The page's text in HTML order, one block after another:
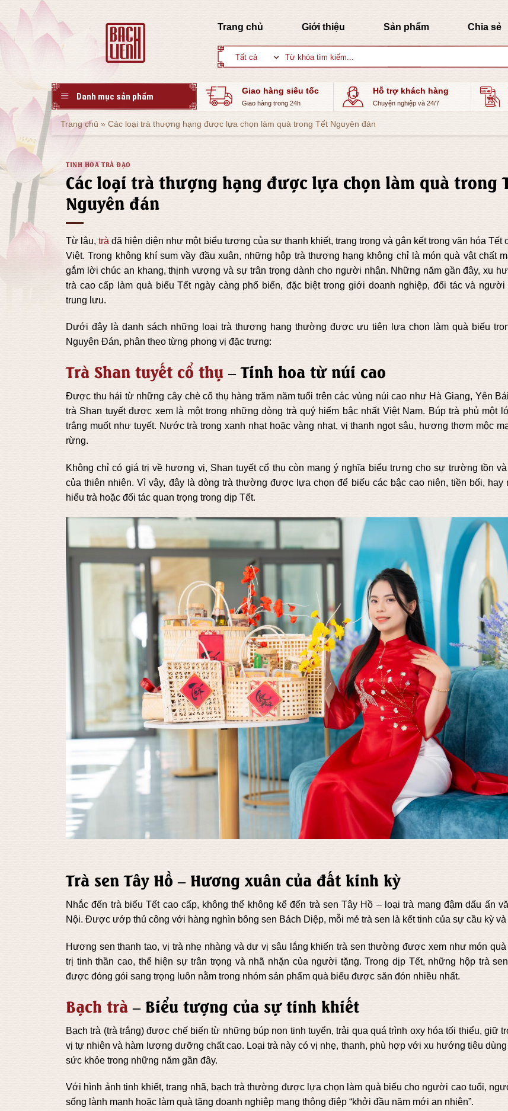
to
content
Trang chủ Giới thiệu Sản phẩm Chia sẻ
kiếm:
Danh mục sản phẩm
Giao hàng siêu tốc
Giao hàng trong 24h
Hỗ trợ khách hàng
Chuyện nghiệp và 24/7
Trang chủ » Các loại trà thượng hạng được lựa chọn làm quà trong Tết Nguyên đán
TINH HOA TRÀ ĐẠO
Các loại trà thượng hạng được lựa chọn làm quà trong
Nguyên đán
Từ lâu,trà đã hiện diện như một biểu tượng của sự thanh khiết, trang trọng và gắn kết trong văn hóa Tết
Việt. Trong không khí sum vầy đầu xuân, những hộp trà thượng hạng không chỉ là món quà vật chất
gắm lời chúc an khang, thịnh vượng và sự trân trọng dành cho người nhận. Những năm gần đây, xu
trà cao cấp làm quà biếu Tết ngày càng phổ biến, đặc biệt trong giới doanh nghiệp, đối tác và người
trung lưu.
Dưới đây là danh sách những loại trà thượng hạng thường được ưu tiên lựa chọn làm quà biếu
Nguyên Đán, phân theo từng phong vị đặc trưng:
Trà Shan tuyết cổ thụ– Tinh hoa từ núi cao
Được thu hái từ những cây chè cổ thụ hàng trăm năm tuổi trên các vùng núi cao như Hà Giang, Yên
trà Shan tuyết được xem là một trong những dòng trà quý hiếm bậc nhất Việt Nam. Búp trà phủ một
trắng muốt như tuyết. Nước trà trong xanh nhạt hoặc vàng nhạt, vị thanh ngọt sâu, hương thơm mộc
rừng.
Không chỉ có giá trị về hương vị, Shan tuyết cổ thụ còn mang ý nghĩa biểu trưng cho sự trường tồn
của thiên nhiên. Vì vậy, đây là dòng trà thường được lựa chọn để biếu các bậc cao niên, tiền bối, hay
hiểu trà hoặc đối tác quan trọng trong dịp Tết.
Trà sen Tây Hồ – Hương xuân của đất kinh kỳ
Nhắc đến trà biếu Tết cao cấp, không thể không kể đến trà sen Tây Hồ – loại trà mang đậm dấu ấn
Nội. Được ướp thủ công với hàng nghìn bông sen Bách Diệp, mỗi mẻ trà sen là kết tinh của sự cầu kỳ và
Hương sen thanh tao, vị trà nhẹ nhàng và dư vị sâu lắng khiến trà sen thường được xem như món quà
trị tinh thần cao, thể hiện sự trân trọng và nhã nhặn của người tặng. Trong dịp Tết, những hộp trà
được đóng gói sang trọng luôn nằm trong nhóm sản phẩm quà biếu được săn đón nhiều nhất.
Bạch trà– Biểu tượng của sự tinh khiết
Bạch trà (trà trắng) được chế biến từ những búp non tinh tuyển, trải qua quá trình oxy hóa tối thiểu, giữ
vị tự nhiên và hàm lượng dưỡng chất cao. Loại trà này có vị nhẹ, thanh, phù hợp với xu hướng tiêu dùng
sức khỏe trong những năm gần đây.
Với hình ảnh tinh khiết, trang nhã, bạch trà thường được lựa chọn làm quà biếu cho người cao tuổi,
sống lành mạnh hoặc làm quà tặng doanh nghiệp mang thông điệp “khởi đầu năm mới an nhiên”.